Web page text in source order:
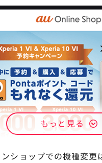
もっと見る
ショップでの機種変更